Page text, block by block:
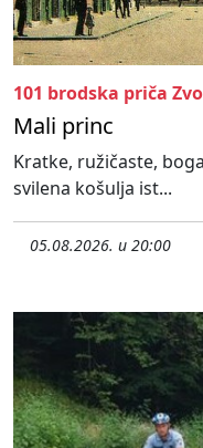
101 brodska priča
Mali princ
Kratke, ružičaste,
svilena košulja ist...
05.08.2026. u 20:00